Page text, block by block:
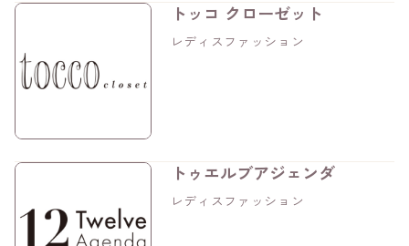
トッコ クローゼット
レディスファッション
トゥエルブアジェンダ
レディスファッション